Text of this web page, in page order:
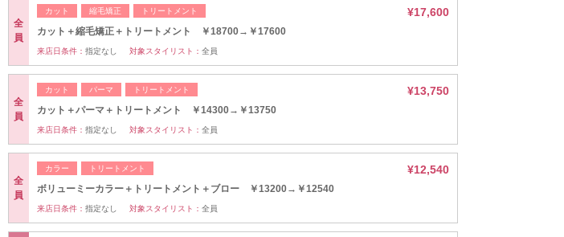
全
員
カット 縮毛矯正 トリートメント
カット＋縮毛矯正＋トリートメント ￥18700→￥17600
¥17,600
来店日条件： 指定なし 対象スタイリスト： 全員
全
員
カット パーマ トリートメント
カット＋パーマ＋トリートメント ￥14300→￥13750
¥13,750
来店日条件： 指定なし 対象スタイリスト： 全員
全
員
カラー トリートメント
ボリューミーカラー＋トリートメント＋ブロー ￥13200→￥12540
¥12,540
来店日条件： 指定なし 対象スタイリスト： 全員